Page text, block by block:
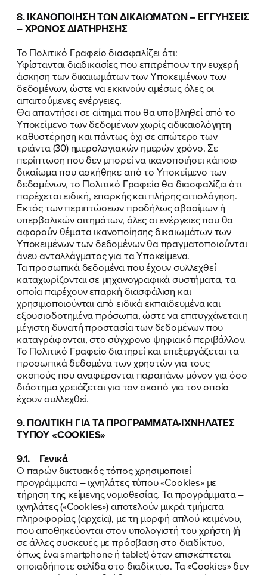
8. ΙΚΑΝΟΠΟΙΗΣΗ ΤΩΝ ΔΙΚΑΙΩΜΑΤΩΝ – ΕΓΓΥΗΣΕΙΣ
– ΧΡΟΝΟΣ ΔΙΑΤΗΡΗΣΗΣ
Το Πολιτικό Γραφείο διασφαλίζει ότι:
Υφίστανται διαδικασίες που επιτρέπουν την ευχερή
άσκηση των δικαιωμάτων των Υποκειμένων των
δεδομένων, ώστε να εκκινούν αμέσως όλες οι
απαιτούμενες ενέργειες.
Θα απαντήσει σε αίτημα που θα υποβληθεί από το
Υποκείμενο των δεδομένων χωρίς αδικαιολόγητη
καθυστέρηση και πάντως όχι σε απώτερο των
τριάντα (30) ημερολογιακών ημερών χρόνο. Σε
περίπτωση που δεν μπορεί να ικανοποιήσει κάποιο
δικαίωμα που ασκήθηκε από το Υποκείμενο των
δεδομένων, το Πολιτικό Γραφείο θα διασφαλίζει ότι
παρέχεται ειδική, επαρκής και πλήρης αιτιολόγηση.
Εκτός των περιπτώσεων προδήλως αβασίμων ή
υπερβολικών αιτημάτων, όλες οι ενέργειες που θα
αφορούν θέματα ικανοποίησης δικαιωμάτων των
Υποκειμένων των δεδομένων θα πραγματοποιούνται
άνευ ανταλλάγματος για τα Υποκείμενα.
Τα προσωπικά δεδομένα που έχουν συλλεχθεί
καταχωρίζονται σε μηχανογραφικά συστήματα, τα
οποία παρέχουν επαρκή διασφάλιση και
χρησιμοποιούνται από ειδικά εκπαιδευμένα και
εξουσιοδοτημένα πρόσωπα, ώστε να επιτυγχάνεται η
μέγιστη δυνατή προστασία των δεδομένων που
καταγράφονται, στο σύγχρονο ψηφιακό περιβάλλον.
Το Πολιτικό Γραφείο διατηρεί και επεξεργάζεται τα
προσωπικά δεδομένα των χρηστών για τους
σκοπούς που αναφέρονται παραπάνω μόνον για όσο
διάστημα χρειάζεται για τον σκοπό για τον οποίο
έχουν συλλεχθεί.
9. ΠΟΛΙΤΙΚΗ ΓΙΑ ΤΑ ΠΡΟΓΡΑΜΜΑΤΑ-ΙΧΝΗΛΑΤΕΣ
ΤΥΠΟΥ «COOKIES»
9.1. Γενικά
O παρών δικτυακός τόπος χρησιμοποιεί
προγράμματα – ιχνηλάτες τύπου «Cookies» με
τήρηση της κείμενης νομοθεσίας. Τα προγράμματα –
ιχνηλάτες («Cookies») αποτελούν μικρά τμήματα
πληροφορίας (αρχεία), με τη μορφή απλού κειμένου,
που αποθηκεύονται στον υπολογιστή του χρήστη (ή
σε άλλες συσκευές με πρόσβαση στο διαδίκτυο,
όπως ένα smartphone ή tablet) όταν επισκέπτεται
οποιαδήποτε σελίδα στο διαδίκτυο. Τα «Cookies» δεν